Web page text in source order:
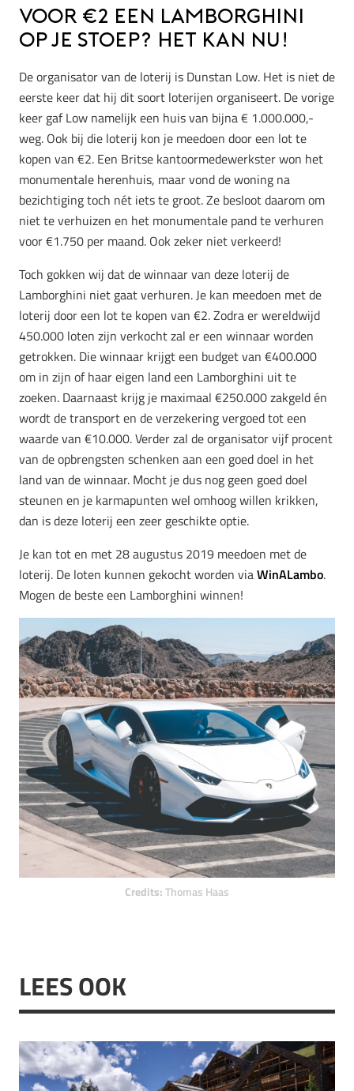
Voor €2 een Lamborghini
op je stoep? Het kan nu!
De organisator van de loterij is Dunstan Low. Het is niet de
eerste keer dat hij dit soort loterijen organiseert. De vorige
keer gaf Low namelijk een huis van bijna € 1.000.000,-
weg. Ook bij die loterij kon je meedoen door een lot te
kopen van €2. Een Britse kantoormedewerkster won het
monumentale herenhuis, maar vond de woning na
bezichtiging toch nét iets te groot. Ze besloot daarom om
niet te verhuizen en het monumentale pand te verhuren
voor €1.750 per maand. Ook zeker niet verkeerd!
Toch gokken wij dat de winnaar van deze loterij de
Lamborghini niet gaat verhuren. Je kan meedoen met de
loterij door een lot te kopen van €2. Zodra er wereldwijd
450.000 loten zijn verkocht zal er een winnaar worden
getrokken. Die winnaar krijgt een budget van €400.000
om in zijn of haar eigen land een Lamborghini uit te
zoeken. Daarnaast krijg je maximaal €250.000 zakgeld én
wordt de transport en de verzekering vergoed tot een
waarde van €10.000. Verder zal de organisator vijf procent
van de opbrengsten schenken aan een goed doel in het
land van de winnaar. Mocht je dus nog geen goed doel
steunen en je karmapunten wel omhoog willen krikken,
dan is deze loterij een zeer geschikte optie.
Je kan tot en met 28 augustus 2019 meedoen met de
loterij. De loten kunnen gekocht worden viaWinALambo.
Mogen de beste een Lamborghini winnen!
Credits: Thomas Haas
LEES OOK